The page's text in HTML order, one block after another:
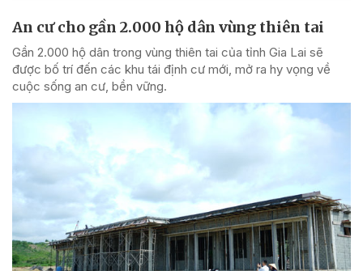
An cư cho gần 2.000 hộ dân vùng thiên tai
Gần 2.000 hộ dân trong vùng thiên tai của tỉnh Gia Lai sẽ
được bố trí đến các khu tái định cư mới, mở ra hy vọng về
cuộc sống an cư, bền vững.